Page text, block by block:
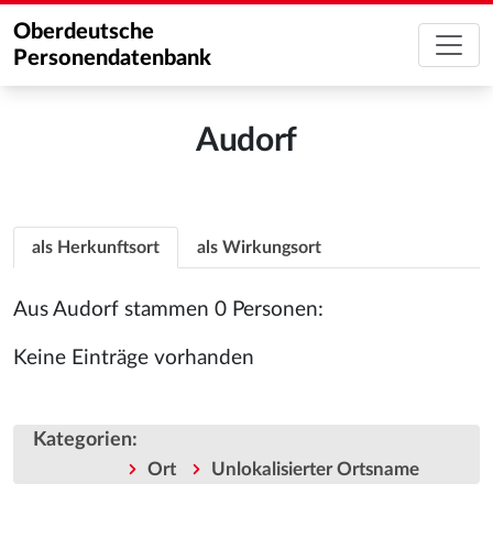
Oberdeutsche
Personendatenbank
Audorf
als Herkunftsort als Wirkungsort
Aus Audorf stammen 0 Personen:
Keine Einträge vorhanden
Kategorien:
Ort Unlokalisierter Ortsname